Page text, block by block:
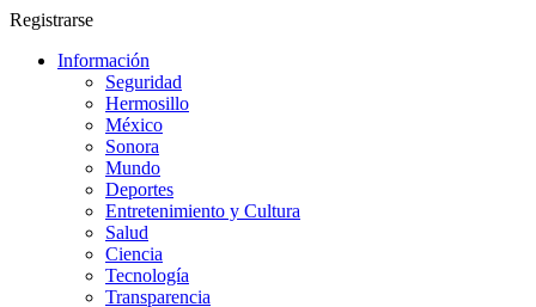
Registrarse
Información
Seguridad
Hermosillo
México
Sonora
Mundo
Deportes
Entretenimiento y Cultura
Salud
Ciencia
Tecnología
Transparencia